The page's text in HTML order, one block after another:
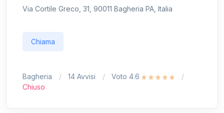
Via Cortile Greco, 31, 90011 Bagheria PA, Italia
Chiama
Bagheria 14 Avvisi
Voto 4.6
Chiuso